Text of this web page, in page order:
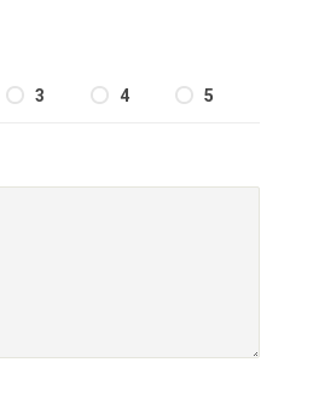
3 4 5